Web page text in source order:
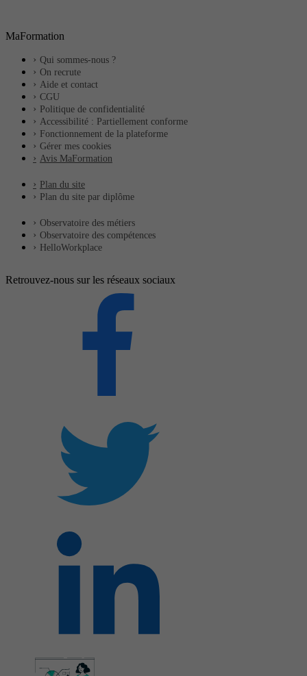
MaFormation
Qui sommes-nous ?
On recrute
Aide et contact
CGU
Politique de confidentialité
Accessibilité : Partiellement conforme
Fonctionnement de la plateforme
Gérer mes cookies
Avis MaFormation
Plan du site
Plan du site par diplôme
Observatoire des métiers
Observatoire des compétences
HelloWorkplace
Retrouvez-nous sur les réseaux sociaux